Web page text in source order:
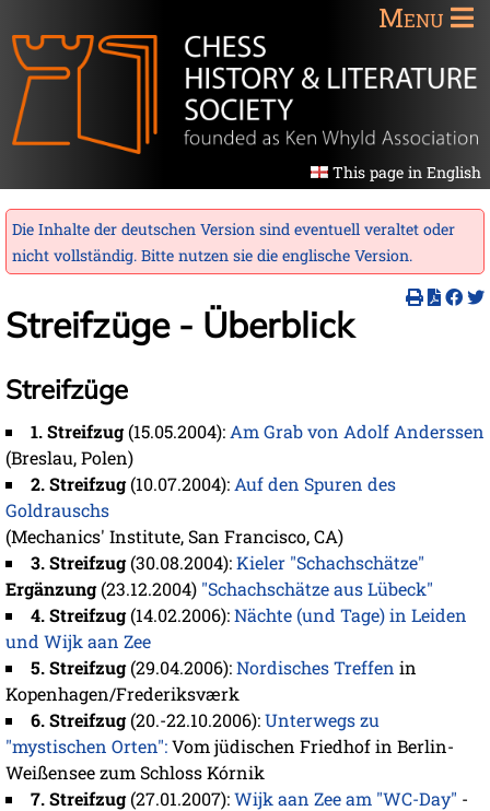
Menu
This page in English
Die Inhalte der deutschen Version sind eventuell veraltet oder
nicht vollständig. Bitte nutzen sie die englische Version.
Streifzüge - Überblick
Streifzüge
1. Streifzug(15.05.2004): Am Grab von Adolf Anderssen
(Breslau, Polen)
2. Streifzug(10.07.2004): Auf den Spuren des
Goldrauschs
(Mechanics' Institute, San Francisco, CA)
3. Streifzug(30.08.2004):Kieler "Schachschätze"
Ergänzung(23.12.2004) "Schachschätze aus Lübeck"
4. Streifzug(14.02.2006):Nächte (und Tage) in Leiden
und Wijk aan Zee
5. Streifzug(29.04.2006):Nordisches Treffen in
Kopenhagen/Frederiksværk
6. Streifzug(20.-22.10.2006):Unterwegs zu
"mystischen Orten":Vom jüdischen Friedhof in Berlin-
Weißensee zum Schloss Kórnik
7. Streifzug(27.01.2007):Wijk aan Zee am "WC-Day" -